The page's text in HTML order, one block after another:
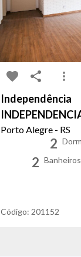
Independência
Porto Alegre - RS
2
2 Banheiros
Código: 201152